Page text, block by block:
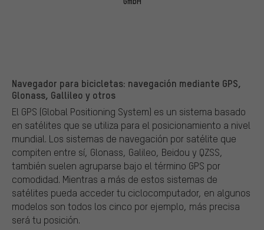
Navegador para bicicletas: navegación mediante GPS,
Glonass, Gallileo y otros
El GPS (Global Positioning System) es un sistema basado
en satélites que se utiliza para el posicionamiento a nivel
mundial. Los sistemas de navegación por satélite que
compiten entre sí, Glonass, Galileo, Beidou y QZSS,
también suelen agruparse bajo el término GPS por
comodidad. Mientras a más de estos sistemas de
satélites pueda acceder tu ciclocomputador, en algunos
modelos son todos los cinco por ejemplo, más precisa
será tu posición.